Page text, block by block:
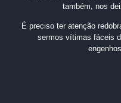
também, nos
É preciso ter atenção
sermos vítimas fáceis